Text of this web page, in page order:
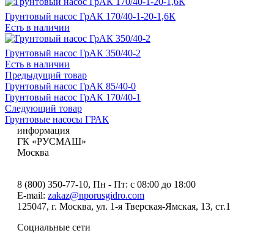
Грунтовый насос ГрАК 170/40-1-20-1,6К
Есть в наличии
Грунтовый насос ГрАК 350/40-2
Есть в наличии
Предыдущий товар
Грунтовый насос ГрАК 85/40-0
Грунтовый насос ГрАК 170/40-1
Следующий товар
Грунтовые насосы ГРАК
информация
ГК «РУСМАШ»
Москва
8 (800) 350-77-10, Пн - Пт: с 08:00 до 18:00
E-mail: zakaz@nporusgidro.com
125047, г. Москва, ул. 1-я Тверская-Ямская, 13, ст.1
Социальные сети